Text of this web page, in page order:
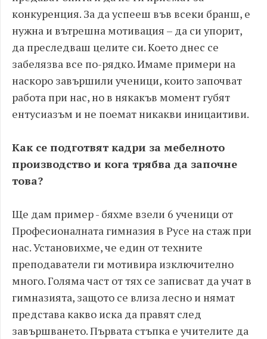
конкуренция. За да успееш във всеки бранш, е
нужна и вътрешна мотивация – да си упорит,
да преследваш целите си. Което днес се
забелязва все по-рядко. Имаме примери на
наскоро завършили ученици, които започват
работа при нас, но в някакъв момент губят
ентусиазъм и не поемат никакви иницаитиви.
Как се подготвят кадри за мебелното
производство и кога трябва да започне
това?
Ще дам пример - бяхме взели 6 ученици от
Професионалната гимназия в Русе на стаж при
нас. Установихме, че един от техните
преподаватели ги мотивира изключително
много. Голяма част от тях се записват да учат в
гимназията, защото се влиза лесно и нямат
представа какво иска да правят след
завършването. Първата стъпка е учителите да